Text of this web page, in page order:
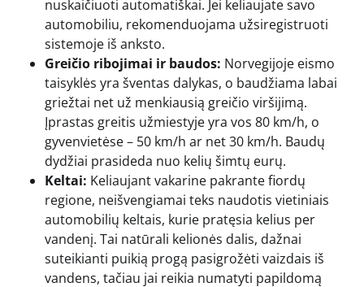
nuskaičiuoti automatiškai. Jei keliaujate savo
automobiliu, rekomenduojama užsiregistruoti
sistemoje iš anksto.
Greičio ribojimai ir baudos: Norvegijoje eismo
taisyklės yra šventas dalykas, o baudžiama labai
griežtai net už menkiausią greičio viršijimą.
Įprastas greitis užmiestyje yra vos 80 km/h, o
gyvenvietėse – 50 km/h ar net 30 km/h. Baudų
dydžiai prasideda nuo kelių šimtų eurų.
Keltai: Keliaujant vakarine pakrante fiordų
regione, neišvengiamai teks naudotis vietiniais
automobilių keltais, kurie pratęsia kelius per
vandenį. Tai natūrali kelionės dalis, dažnai
suteikianti puikią progą pasigrožėti vaizdais iš
vandens, tačiau jai reikia numatyti papildomą